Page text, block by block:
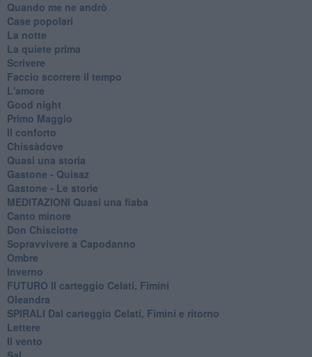
Quando me ne andrò
Case popolari
La notte
La quiete prima
Scrivere
Faccio scorrere il tempo
L'amore
Good night
Primo Maggio
Il conforto
Chissàdove
Quasi una storia
Gastone - Quisaz
Gastone - Le storie
MEDITAZIONI Quasi una fiaba
Canto minore
Don Chisciotte
Sopravvivere a Capodanno
Ombre
Inverno
FUTURO Il carteggio Celati, Fimini
Oleandra
SPIRALI Dal carteggio Celati, Fimini e ritorno
Lettere
Il vento